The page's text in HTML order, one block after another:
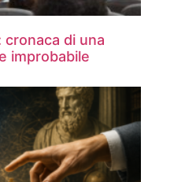
cronaca di una
improbabile